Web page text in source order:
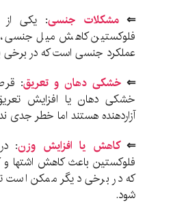
⇐مشکلات جنسی: یکی
فلوکستین کاهش میل جنسی،
عملکرد جنسی است که در برخی
⇐ خشکی دهان و تعریق:
خشکی دهان یا افزایش
آزاردهنده هستند اما خطر جدی
⇐کاهش یا افزایش وزن:
فلوکستین باعث کاهش اشتها
که در برخی دیگر ممکن است
شود.